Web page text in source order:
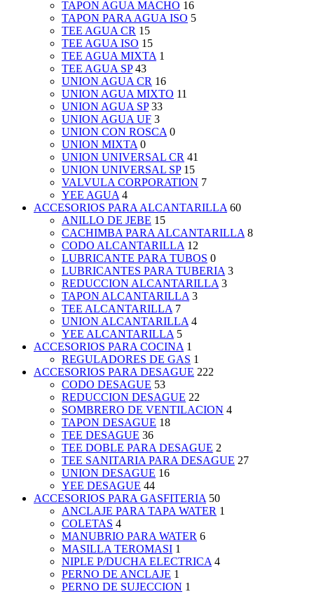
TAPON AGUA MACHO 16
TAPON PARA AGUA ISO 5
TEE AGUA CR 15
TEE AGUA ISO 15
TEE AGUA MIXTA 1
TEE AGUA SP 43
UNION AGUA CR 16
UNION AGUA MIXTO 11
UNION AGUA SP 33
UNION AGUA UF 3
UNION CON ROSCA 0
UNION MIXTA 0
UNION UNIVERSAL CR 41
UNION UNIVERSAL SP 15
VALVULA CORPORATION 7
YEE AGUA 4
ACCESORIOS PARA ALCANTARILLA 60
ANILLO DE JEBE 15
CACHIMBA PARA ALCANTARILLA 8
CODO ALCANTARILLA 12
LUBRICANTE PARA TUBOS 0
LUBRICANTES PARA TUBERIA 3
REDUCCION ALCANTARILLA 3
TAPON ALCANTARILLA 3
TEE ALCANTARILLA 7
UNION ALCANTARILLA 4
YEE ALCANTARILLA 5
ACCESORIOS PARA COCINA 1
REGULADORES DE GAS 1
ACCESORIOS PARA DESAGUE 222
CODO DESAGUE 53
REDUCCION DESAGUE 22
SOMBRERO DE VENTILACION 4
TAPON DESAGUE 18
TEE DESAGUE 36
TEE DOBLE PARA DESAGUE 2
TEE SANITARIA PARA DESAGUE 27
UNION DESAGUE 16
YEE DESAGUE 44
ACCESORIOS PARA GASFITERIA 50
ANCLAJE PARA TAPA WATER 1
COLETAS 4
MANUBRIO PARA WATER 6
MASILLA TEROMASI 1
NIPLE P/DUCHA ELECTRICA 4
PERNO DE ANCLAJE 1
PERNO DE SUJECCION 1